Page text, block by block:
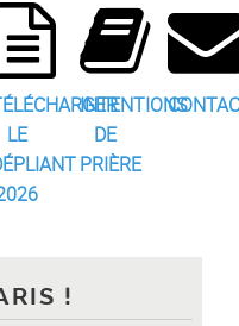
LE
INTENTIONS
DE
PRIÈRE
!